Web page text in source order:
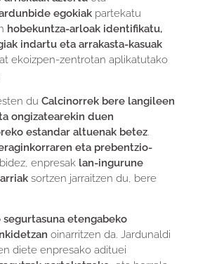
egokiakpartekatu
hobekuntza-arloak identifikatu,
indartu eta arrakasta-kasuak
ekoizpen-zentrotan aplikatutako
du Calcinorrek bere langileen
ongizatearekin duen
estandar altuenak betez.
eta prebentzio-
bidez, enpresak lan-ingurune
sortzen jarraitzen du, bere
segurtasuna etengabeko
oinarritzen da. Jardunaldi
diete enpresako adituei